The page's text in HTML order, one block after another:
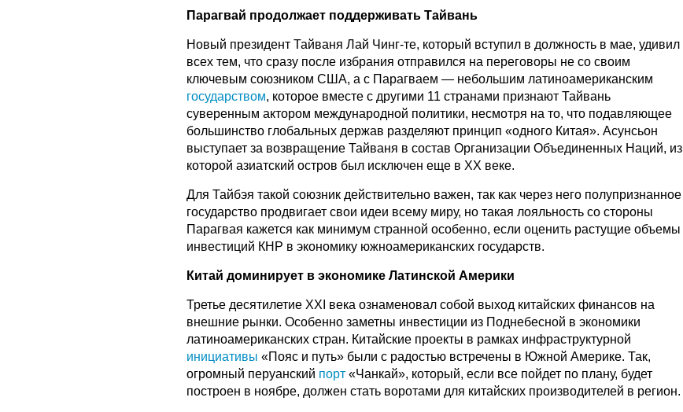
Парагвай продолжает поддерживать Тайвань
Новый президент Тайваня Лай Чинг-те, который вступил в должность в мае, удивил
всех тем, что сразу после избрания отправился на переговоры не со своим
ключевым союзником США, а с Парагваем — небольшим латиноамериканским
государством, которое вместе с другими 11 странами признают Тайвань
суверенным актором международной политики, несмотря на то, что подавляющее
большинство глобальных держав разделяют принцип «одного Китая». Асунсьон
выступает за возвращение Тайваня в состав Организации Объединенных Наций, из
которой азиатский остров был исключен еще в XX веке.
Для Тайбэя такой союзник действительно важен, так как через него полупризнанное
государство продвигает свои идеи всему миру, но такая лояльность со стороны
Парагвая кажется как минимум странной особенно, если оценить растущие объемы
инвестиций КНР в экономику южноамериканских государств.
Китай доминирует в экономике Латинской Америки
Третье десятилетие XXI века ознаменовал собой выход китайских финансов на
внешние рынки. Особенно заметны инвестиции из Поднебесной в экономики
латиноамериканских стран. Китайские проекты в рамках инфраструктурной
инициативы «Пояс и путь» были с радостью встречены в Южной Америке. Так,
огромный перуанский порт «Чанкай», который, если все пойдет по плану, будет
построен в ноябре, должен стать воротами для китайских производителей в регион.